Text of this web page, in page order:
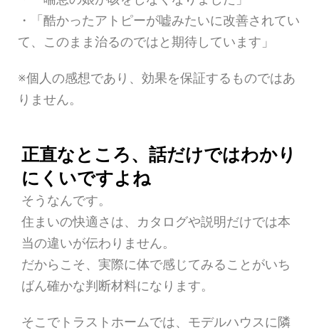
・「酷かったアトピーが嘘みたいに改善されてい
て、このまま治るのではと期待しています」
※個人の感想であり、効果を保証するものではあ
りません。
正直なところ、話だけではわかり
にくいですよね
そうなんです。
住まいの快適さは、カタログや説明だけでは本
当の違いが伝わりません。
だからこそ、実際に体で感じてみることがいち
ばん確かな判断材料になります。
そこでトラストホームでは、モデルハウスに隣